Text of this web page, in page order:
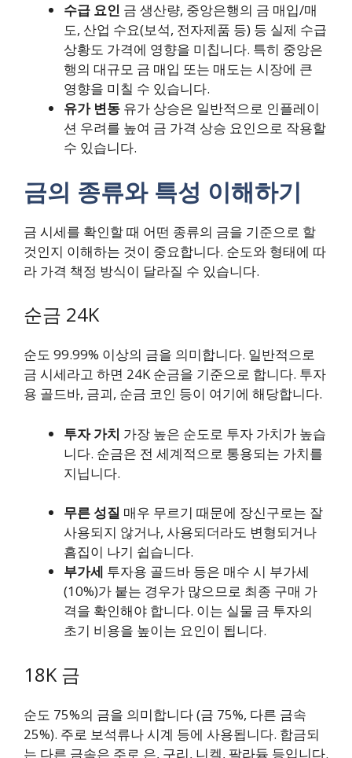
수급 요인 금 생산량, 중앙은행의 금 매입/매
도, 산업 수요(보석, 전자제품 등) 등 실제 수급
상황도 가격에 영향을 미칩니다. 특히 중앙은
행의 대규모 금 매입 또는 매도는 시장에 큰
영향을 미칠 수 있습니다.
유가 변동 유가 상승은 일반적으로 인플레이
션 우려를 높여 금 가격 상승 요인으로 작용할
수 있습니다.
금의 종류와 특성 이해하기
금 시세를 확인할 때 어떤 종류의 금을 기준으로 할
것인지 이해하는 것이 중요합니다. 순도와 형태에 따
라 가격 책정 방식이 달라질 수 있습니다.
순금 24K
순도 99.99% 이상의 금을 의미합니다. 일반적으로
금 시세라고 하면 24K 순금을 기준으로 합니다. 투자
용 골드바, 금괴, 순금 코인 등이 여기에 해당합니다.
투자 가치 가장 높은 순도로 투자 가치가 높습
니다. 순금은 전 세계적으로 통용되는 가치를
지닙니다.
무른 성질 매우 무르기 때문에 장신구로는 잘
사용되지 않거나, 사용되더라도 변형되거나
흠집이 나기 쉽습니다.
부가세 투자용 골드바 등은 매수 시 부가세
(10%)가 붙는 경우가 많으므로 최종 구매 가
격을 확인해야 합니다. 이는 실물 금 투자의
초기 비용을 높이는 요인이 됩니다.
18K 금
순도 75%의 금을 의미합니다 (금 75%, 다른 금속
25%). 주로 보석류나 시계 등에 사용됩니다. 합금되
는 다른 금속은 주로 은, 구리, 니켈, 팔라듐 등입니다.